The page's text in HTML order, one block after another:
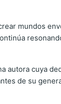
mundos
autora cuya
de su